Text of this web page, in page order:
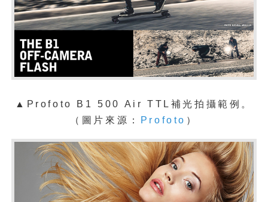
▲ Profoto B1 500 Air TTL補光拍攝範例。
（圖片來源：
Profoto ）